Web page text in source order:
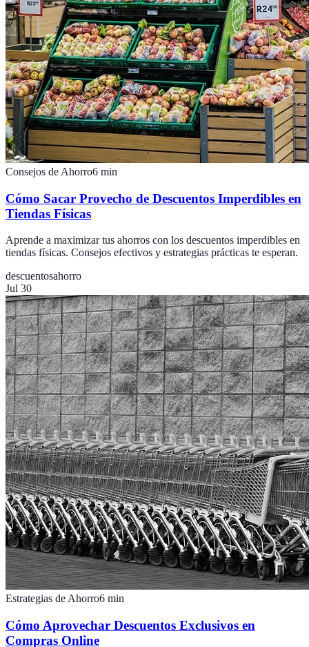
Consejos de Ahorro6 min
Cómo Sacar Provecho de Descuentos Imperdibles en
Tiendas Físicas
Aprende a maximizar tus ahorros con los descuentos imperdibles en
tiendas físicas. Consejos efectivos y estrategias prácticas te esperan.
descuentosahorro
Jul 30
Estrategias de Ahorro6 min
Cómo Aprovechar Descuentos Exclusivos en
Compras Online